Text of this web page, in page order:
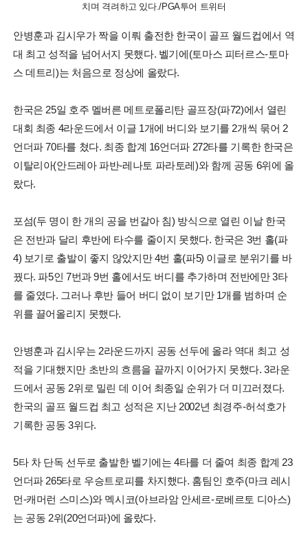
치며 격려하고 있다./PGA투어 트위터
안병훈과 김시우가 짝을 이뤄 출전한 한국이 골프 월드컵에서 역
대 최고 성적을 넘어서지 못했다. 벨기에(토마스 피터르스-토마
스 데트리)는 처음으로 정상에 올랐다.
한국은 25일 호주 멜버른 메트로폴리탄 골프장(파72)에서 열린
대회 최종 4라운드에서 이글 1개에 버디와 보기를 2개씩 묶어 2
언더파 70타를 쳤다. 최종 합계 16언더파 272타를 기록한 한국은
이탈리아(안드레아 파반-레나토 파라토레)와 함께 공동 6위에 올
랐다.
포섬(두 명이 한 개의 공을 번갈아 침) 방식으로 열린 이날 한국
은 전반과 달리 후반에 타수를 줄이지 못했다. 한국은 3번 홀(파
4) 보기로 출발이 좋지 않았지만 4번 홀(파5) 이글로 분위기를 바
꿨다. 파5인 7번과 9번 홀에서도 버디를 추가하며 전반에만 3타
를 줄였다. 그러나 후반 들어 버디 없이 보기만 1개를 범하며 순
위를 끌어올리지 못했다.
안병훈과 김시우는 2라운드까지 공동 선두에 올라 역대 최고 성
적을 기대했지만 초반의 흐름을 끝까지 이어가지 못했다. 3라운
드에서 공동 2위로 밀린 데 이어 최종일 순위가 더 미끄러졌다.
한국의 골프 월드컵 최고 성적은 지난 2002년 최경주-허석호가
기록한 공동 3위다.
5타 차 단독 선두로 출발한 벨기에는 4타를 더 줄여 최종 합계 23
언더파 265타로 우승트로피를 차지했다. 홈팀인 호주(마크 레시
먼-캐머런 스미스)와 멕시코(아브라암 안세르-로베르토 디아스)
는 공동 2위(20언더파)에 올랐다.